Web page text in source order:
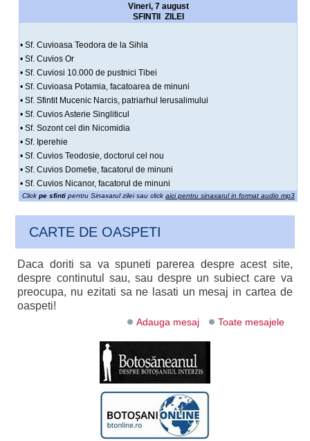
Vineri, 7 august
SFINTII ZILEI
• Sf. Cuvioasa Teodora de la Sihla
• Sf. Cuvios Or
• Sf. Cuviosi 10.000 de pustnici Tibei
• Sf. Cuvioasa Potamia, facatoarea de minuni
• Sf. Sfintit Mucenic Narcis, patriarhul Ierusalimului
• Sf. Cuvios Asterie Singliticul
• Sf. Sozont cel din Nicomidia
• Sf. Iperehie
• Sf. Cuvios Teodosie, doctorul cel nou
• Sf. Cuvios Dometie, facatorul de minuni
• Sf. Cuvios Nicanor, facatorul de minuni
Click pe sfintipentru Sinaxarul zilei sau click aici pentru sinaxarul in format audio mp3
CARTE DE OASPETI
Daca doriti sa va spuneti parerea despre acest site,
despre continutul sau, sau despre un subiect care va
preocupa, nu ezitati sa ne lasati un mesaj in cartea de
oaspeti!
Adauga mesaj Toate mesajele